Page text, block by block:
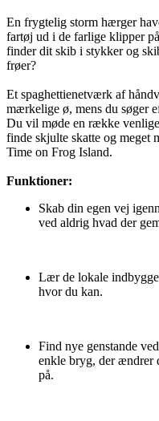
En frygtelig storm hærger
fartøj ud i de farlige klipper
finder dit skib i stykker og
frøer?
Et spaghettienetværk af
mærkelige ø, mens du søger
Du vil møde en række
finde skjulte skatte og meget
Time on Frog Island.
Funktioner:
Skab din egen vej
ved aldrig hvad der
Lær de lokale
hvor du kan.
Find nye genstande
enkle bryg, der ændrer
på.